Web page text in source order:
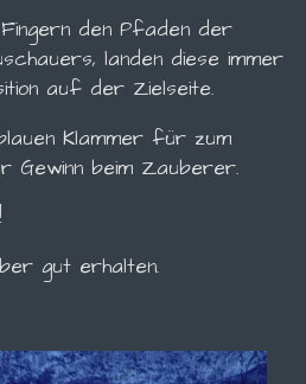
den Pfaden der
landen diese immer
auf der Zielseite.
Klammer für zum
Gewinn beim Zauberer.
gut erhalten.